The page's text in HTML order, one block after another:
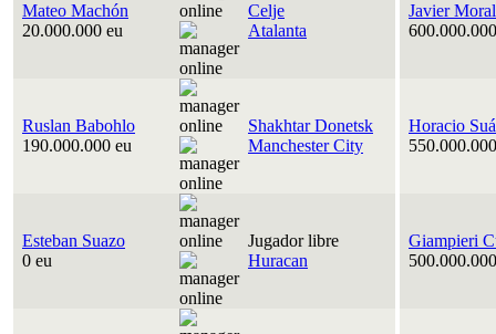
Mateo Machón
20.000.000 eu
Celje
Atalanta
Javier
Ruslan Babohlo
190.000.000 eu
Shakhtar Donetsk
Manchester City
Horacio
Esteban Suazo
0 eu
Jugador libre
Huracan
Giampieri